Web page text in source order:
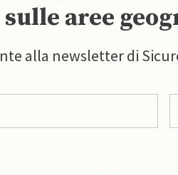
aree
alla newsletter di